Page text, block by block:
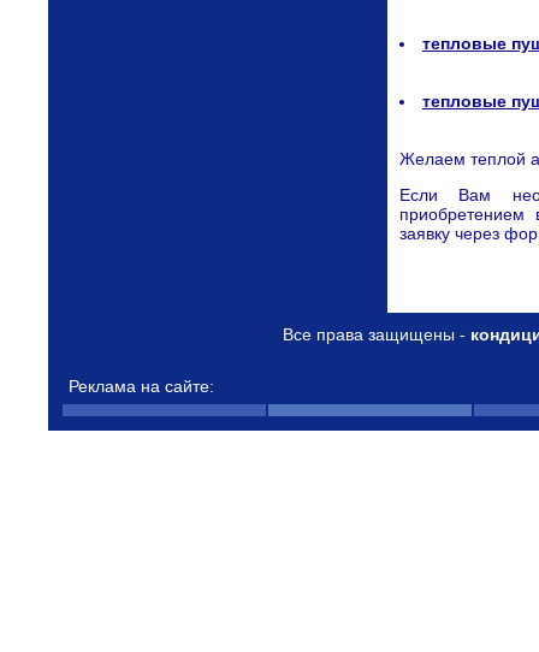
тепловые
тепловые
Желаем теплой
Если Вам
приобретением
заявку через
Все права защищены -
Реклама на сайте: